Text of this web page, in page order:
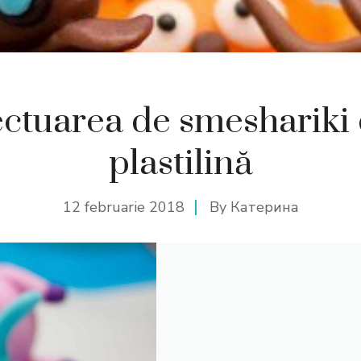
de
plastilină
12 februarie 2018 By Катерина